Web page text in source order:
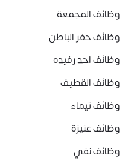
وظائف المجمعة
وظائف حفر الباطن
وظائف احد رفيده
وظائف القطيف
وظائف تيماء
وظائف عنيزة
وظائف نفي